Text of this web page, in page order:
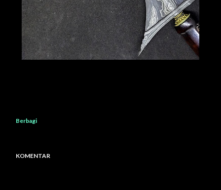
Berbagi
KOMENTAR